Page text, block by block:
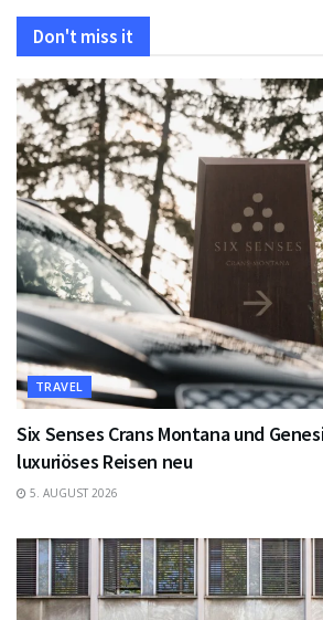
Don't miss it
TRAVEL
Six Senses Crans Montana und
luxuriöses Reisen neu
5. AUGUST 2026